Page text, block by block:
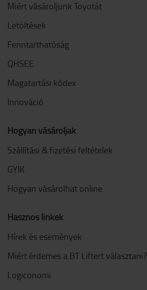
Miért vásároljunk Toyotát
Letöltések
Fenntarthatóság
QHSEE
Magatartási kódex
Innováció
Hogyan vásároljak
Szállítási & fizetési feltételek
GYIK
Hogyan vásárolhat online
Hasznos linkek
Hírek és események
Miért érdemes a BT Liftert választani?
Logiconomi